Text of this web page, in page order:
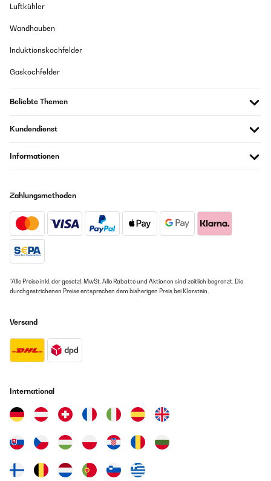
Luftkühler
Wandhauben
Induktionskochfelder
Gaskochfelder
Beliebte Themen
Kundendienst
Informationen
Zahlungsmethoden
*Alle Preise inkl. der gesetzl. MwSt. Alle Rabatte und Aktionen sind zeitlich begrenzt. Die
durchgestrichenen Preise entsprechen dem bisherigen Preis bei Klarstein.
Versand
International